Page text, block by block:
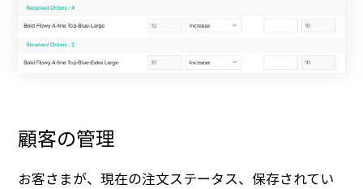
顧客の管理
お客さまが、現在の注文ステータス、保存されてい